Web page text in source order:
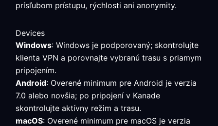
prísľubom prístupu, rýchlosti ani anonymity.
Devices
Windows: Windows je podporovaný; skontrolujte
klienta VPN a porovnajte vybranú trasu s priamym
pripojením.
Android: Overené minimum pre Android je verzia
7.0 alebo novšia; po pripojení v Kanade
skontrolujte aktívny režim a trasu.
macOS: Overené minimum pre macOS je verzia